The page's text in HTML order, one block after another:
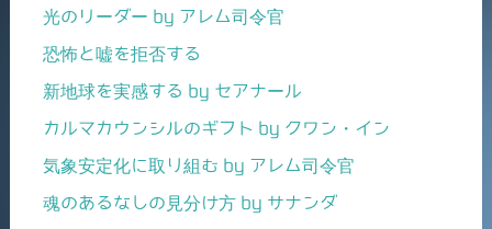
光のリーダー by アレム司令官
恐怖と嘘を拒否する
新地球を実感する by セアナール
カルマカウンシルのギフト by クワン・イン
気象安定化に取り組む by アレム司令官
魂のあるなしの見分け方 by サナンダ